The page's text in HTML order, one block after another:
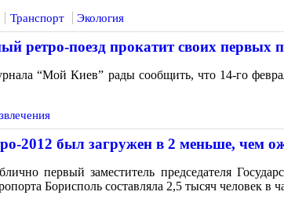
Транспорт Экология
ретро-поезд прокатит своих первых
“Мой Киев” рады сообщить, что 14-го
2012 был загружен в 2 меньше, чем
первый заместитель председателя
Борисполь составляла 2,5 тысяч человек в